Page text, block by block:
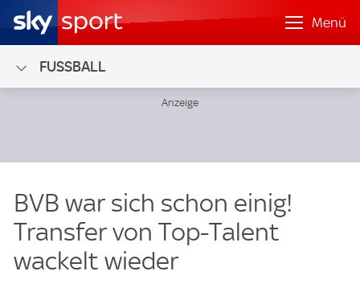
Menü
FUSSBALL
BVB war sich schon einig!
Transfer von Top-Talent
wackelt wieder